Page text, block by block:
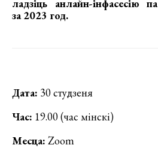
ладзіць анлайн-інфасесію
за 2023 год.
Дата: 30 студзеня
Час: 19.00 (час мінскі)
Месца: Zoom